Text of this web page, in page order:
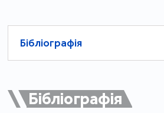
Бібліографія
Бібліографія